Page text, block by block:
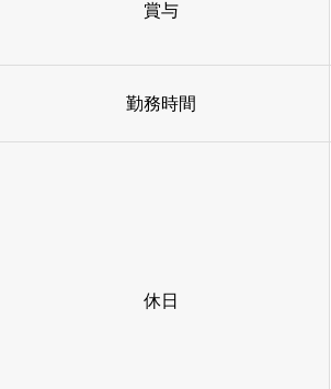
賞与
勤務時間
休日